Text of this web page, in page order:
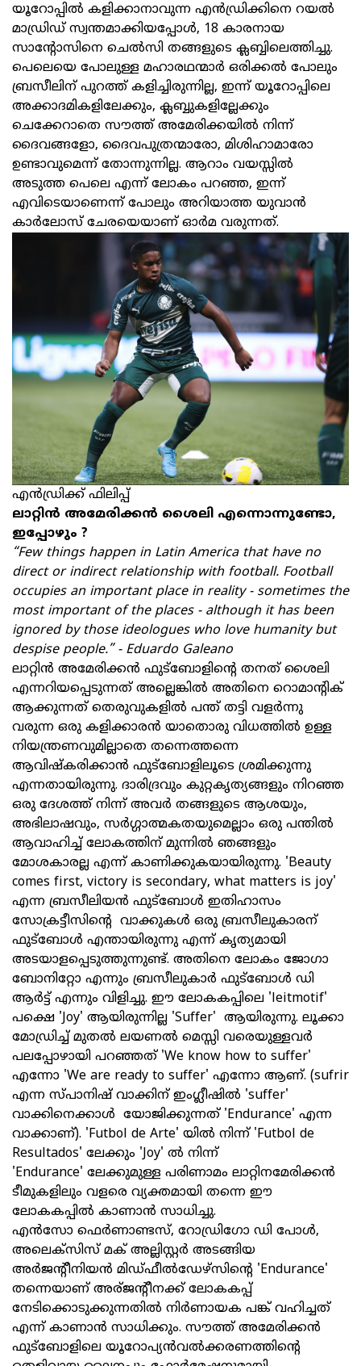
യൂറോപ്പില്‍ കളിക്കാനാവുന്ന എന്‍ഡ്രിക്കിനെ റയല്‍
മാഡ്രിഡ്‌ സ്വന്തമാക്കിയപ്പോൾ, 18 കാരനായ
സാന്റോസിനെ ചെൽസി തങ്ങളുടെ ക്ലബ്ബിലെത്തിച്ചു.
പെലെയെ പോലുള്ള മഹാരഥന്മാർ ഒരിക്കൽ പോലും
ബ്രസീലിന് പുറത്ത് കളിച്ചിരുന്നില്ല, ഇന്ന് യൂറോപ്പിലെ
അക്കാദമികളിലേക്കും, ക്ലബ്ബുകളില്ലേക്കും
ചെക്കേറാതെ സൗത്ത് അമേരിക്കയിൽ നിന്ന്
ദൈവങ്ങളോ, ദൈവപുത്രന്മാരോ, മിശിഹാമാരോ
ഉണ്ടാവുമെന്ന് തോന്നുന്നില്ല. ആറാം വയസ്സിൽ
അടുത്ത പെലെ എന്ന് ലോകം പറഞ്ഞ, ഇന്ന്
എവിടെയാണെന്ന് പോലും അറിയാത്ത യുവാന്‍
കാര്‍ലോസ് ചേരയെയാണ് ഓർമ വരുന്നത്.
എന്‍ഡ്രിക്ക് ഫിലിപ്പ്
ലാറ്റിൻ അമേരിക്കൻ ശൈലി എന്നൊന്നുണ്ടോ,
ഇപ്പോഴും ?
“Few things happen in Latin America that have no
direct or indirect relationship with football. Football
occupies an important place in reality - sometimes the
most important of the places - although it has been
ignored by those ideologues who love humanity but
despise people.” - Eduardo Galeano
ലാറ്റിൻ അമേരിക്കൻ ഫുട്ബോളിന്റെ തനത് ശൈലി
എന്നറിയപ്പെടുന്നത് അല്ലെങ്കിൽ അതിനെ റൊമാന്റിക്
ആക്കുന്നത് തെരുവുകളില്‍ പന്ത് തട്ടി വളര്‍ന്നു
വരുന്ന ഒരു കളിക്കാരന്‍ യാതൊരു വിധത്തിൽ ഉള്ള
നിയന്ത്രണവുമില്ലാതെ തന്നെത്തന്നെ
ആവിഷ്കരിക്കാന്‍ ഫുട്ബോളിലൂടെ ശ്രമിക്കുന്നു
എന്നതായിരുന്നു. ദാരിദ്രവും കുറ്റകൃത്യങ്ങളും നിറഞ്ഞ
ഒരു ദേശത്ത് നിന്ന് അവർ തങ്ങളുടെ ആശയും,
അഭിലാഷവും, സര്‍ഗ്ഗാത്മകതയുമെല്ലാം ഒരു പന്തിൽ
ആവാഹിച്ച് ലോകത്തിന് മുന്നിൽ ഞങ്ങളും
മോശകാരല്ല എന്ന് കാണിക്കുകയായിരുന്നു. 'Beauty
comes first, victory is secondary, what matters is joy'
എന്ന ബ്രസീലിയന്‍ ഫുട്ബോള്‍ ഇതിഹാസം
സോക്രട്ടീസിന്റെ വാക്കുകള്‍ ഒരു ബ്രസീലുകാരന്
ഫുട്ബോൾ എന്തായിരുന്നു എന്ന് കൃത്യമായി
അടയാളപ്പെടുത്തുന്നുണ്ട്. അതിനെ ലോകം ജോഗാ
ബോനിറ്റോ എന്നും ബ്രസീലുകാർ ഫുട്ബോള്‍ ഡി
ആര്‍ട്ട് എന്നും വിളിച്ചു. ഈ ലോകകപ്പിലെ 'leitmotif'
പക്ഷെ 'Joy' ആയിരുന്നില്ല 'Suffer' ആയിരുന്നു. ലൂക്കാ
മോഡ്രിച്ച് മുതൽ ലയണല്‍ മെസ്സി വരെയുള്ളവർ
പലപ്പോഴായി പറഞ്ഞത് 'We know how to suffer'
എന്നോ 'We are ready to suffer' എന്നോ ആണ്. (sufrir
എന്ന സ്പാനിഷ് വാക്കിന് ഇംഗ്ലീഷില്‍ 'suffer'
വാക്കിനെക്കാള്‍ യോജിക്കുന്നത് 'Endurance' എന്ന
വാക്കാണ്‌). 'Futbol de Arte' യിൽ നിന്ന് 'Futbol de
Resultados' ലേക്കും 'Joy' ൽ നിന്ന്
'Endurance' ലേക്കുമുള്ള പരിണാമം ലാറ്റിനമേരിക്കൻ
ടീമുകളിലും വളരെ വ്യക്തമായി തന്നെ ഈ
ലോകകപ്പിൽ കാണാൻ സാധിച്ചു.
എന്‍സോ ഫെര്‍ണാണ്ടസ്, റോഡ്രിഗോ ഡി പോള്‍,
അലെക്സിസ് മക്‌ അല്ലിസ്റ്റര്‍ അടങ്ങിയ
അര്‍ജന്റീനിയന്‍ മിഡ്ഫീല്‍ഡേഴ്സിന്റെ 'Endurance'
തന്നെയാണ് അര്ജന്റീനക്ക് ലോകകപ്പ്
നേടിക്കൊടുക്കുന്നതിൽ നിർണായക പങ്ക് വഹിച്ചത്
എന്ന് കാണാൻ സാധിക്കും. സൗത്ത് അമേരിക്കൻ
ഫുട്ബോളിലെ യൂറോപ്യന്‍വല്‍ക്കരണത്തിന്‍റെ